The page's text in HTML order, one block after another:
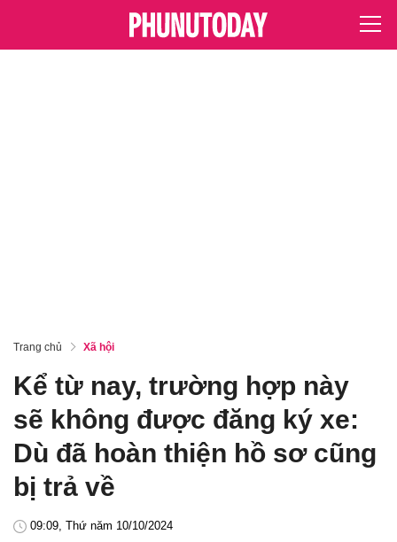
Trang chủ Xã hội
Kể từ nay, trường hợp này
sẽ không được đăng ký xe:
Dù đã hoàn thiện hồ sơ cũng
bị trả về
09:09, Thứ năm 10/10/2024